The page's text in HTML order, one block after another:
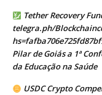
Tether Recovery
telegra.ph/
Pilar de Goiás a 1ª
da Educação na Saúde
USDC Crypto